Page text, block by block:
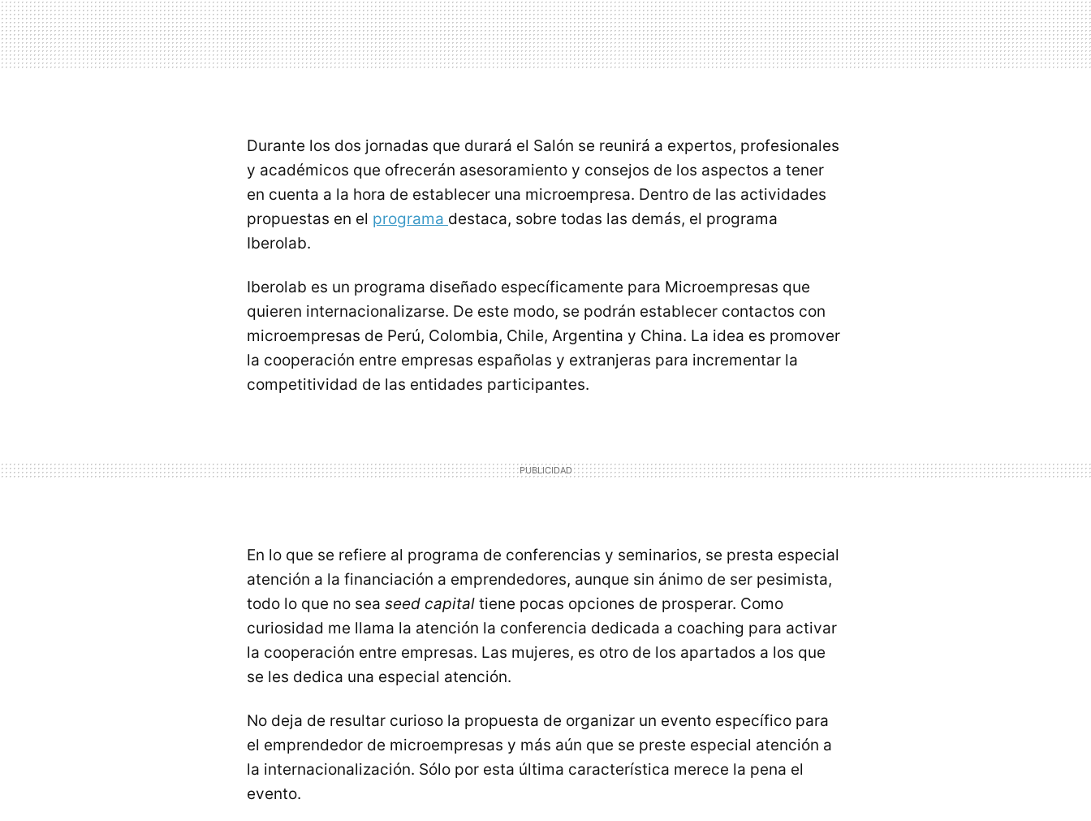
Durante los dos jornadas que durará el Salón se reunirá a expertos, profesionales
y académicos que ofrecerán asesoramiento y consejos de los aspectos a tener
en cuenta a la hora de establecer una microempresa. Dentro de las actividades
propuestas en el programa destaca, sobre todas las demás, el programa
Iberolab.
Iberolab es un programa diseñado específicamente para Microempresas que
quieren internacionalizarse. De este modo, se podrán establecer contactos con
microempresas de Perú, Colombia, Chile, Argentina y China. La idea es promover
la cooperación entre empresas españolas y extranjeras para incrementar la
competitividad de las entidades participantes.
En lo que se refiere al programa de conferencias y seminarios, se presta especial
atención a la financiación a emprendedores, aunque sin ánimo de ser pesimista,
todo lo que no sea seed capital tiene pocas opciones de prosperar. Como
curiosidad me llama la atención la conferencia dedicada a coaching para activar
la cooperación entre empresas. Las mujeres, es otro de los apartados a los que
se les dedica una especial atención.
No deja de resultar curioso la propuesta de organizar un evento específico para
el emprendedor de microempresas y más aún que se preste especial atención a
la internacionalización. Sólo por esta última característica merece la pena el
evento.